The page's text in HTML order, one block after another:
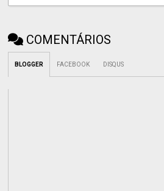
COMENTÁRIOS
BLOGGER FACEBOOK DISQUS